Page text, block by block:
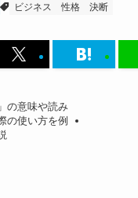
ビジネス 性格 決断
の意味や読み
の使い方を例